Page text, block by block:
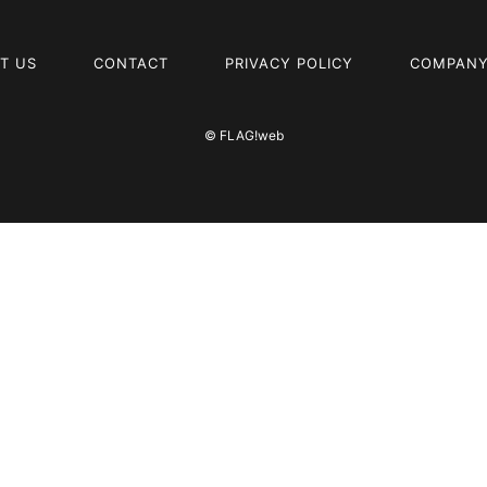
US CONTACT PRIVACY POLICY
© FLAG!web